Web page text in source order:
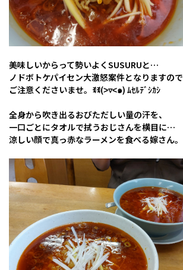
美味しいからって勢いよくSUSURUと…
ノドボトケパイセン大激怒案件となりますので
ご注意くださいませ。ꉂꉂ(˃▿˂๑) ﾑｾﾙﾃﾞｼｶｼ
全身から吹き出るおびただしい量の汗を、
一口ごとにタオルで拭うおじさんを横目に…
涼しい顔で真っ赤なラーメンを食べる嫁さん。